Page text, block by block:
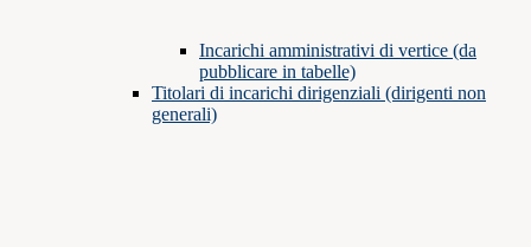
Incarichi amministrativi di vertice (da
pubblicare in tabelle)
Titolari di incarichi dirigenziali (dirigenti non
generali)